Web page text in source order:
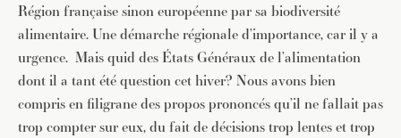
Région française sinon européenne par sa biodiversité
alimentaire. Une démarche régionale d’importance, car il y a
urgence. Mais quid des États Généraux de l’alimentation
dont il a tant été question cet hiver? Nous avons bien
compris en filigrane des propos prononcés qu’il ne fallait pas
trop compter sur eux, du fait de décisions trop lentes et trop